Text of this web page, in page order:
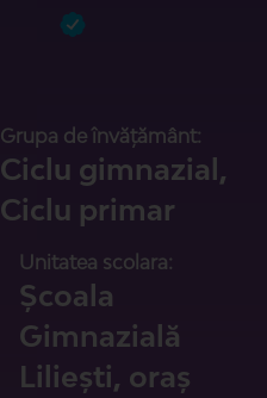
Grupa de învățământ:
Ciclu gimnazial,
Ciclu primar
Unitatea scolara:
Școala
Gimnazială
Liliești, oraș